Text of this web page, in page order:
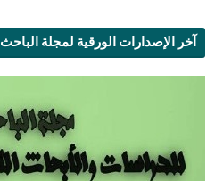
آخر الإصدارات الورقية لمجلة الباحث